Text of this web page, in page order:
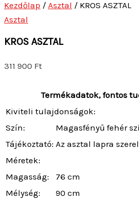
Kezdőlap / Asztal / KROS ASZTAL
Asztal
KROS ASZTAL
311 900 Ft
Termékadatok, fontos
Kiviteli tulajdonságok:
Szín:
Magasfényű fehér
Tájékoztató: Az asztal lapra
Méretek:
Magasság:
76 cm
Mélység:
90 cm